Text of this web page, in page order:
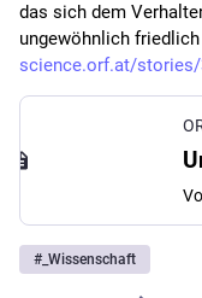
das sich dem
ungewöhnlich
science.orf.at/stories/
# _Wissenschaft